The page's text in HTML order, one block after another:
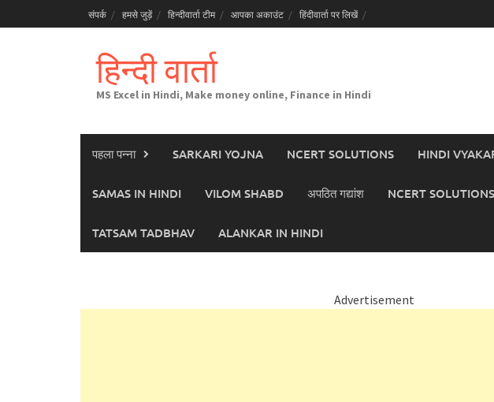
to
संपर्क हमसे जुड़ें हिन्दीवार्ता टीम आपका अकाउंट हिंदीवार्ता पर लिखें
हिन्दी वार्ता
MS Excel in Hindi, Make money online, Finance in Hindi
पहला पन्ना SARKARI YOJNA NCERT SOLUTIONS HINDI
SAMAS IN HINDI VILOM SHABD अपठित गद्यांश NCERT SOLUTIONS
TATSAM TADBHAV ALANKAR IN HINDI
Advertisement